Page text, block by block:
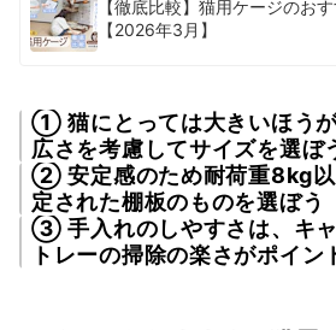
【徹底比較】猫用ケージのお
【2026年3月】
① 猫にとっては大きいほう
広さを考慮してサイズを選ぼ
② 安定感のため耐荷重8kg以
定された棚板のものを選ぼう
③ 手入れのしやすさは、キ
トレーの掃除の楽さがポイン